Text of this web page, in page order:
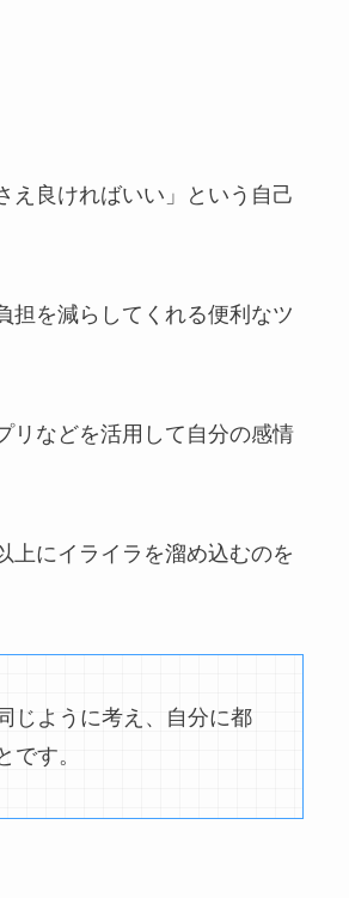
え良ければいい」という自己
担を減らしてくれる便利なツ
リなどを活用して自分の感情
上にイライラを溜め込むのを
じように考え、自分に都
す。